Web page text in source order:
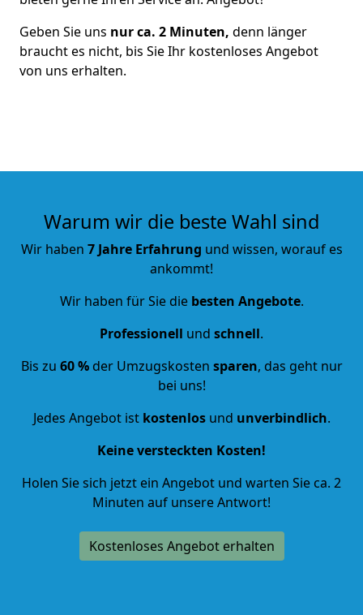
Geben Sie uns nur ca. 2 Minuten, denn länger
braucht es nicht, bis Sie Ihr kostenloses Angebot
von uns erhalten.
Warum wir die beste Wahl sind
Wir haben 7 Jahre Erfahrung und wissen, worauf es
ankommt!
Wir haben für Sie die besten Angebote.
Professionell und schnell.
Bis zu 60 %der Umzugskosten sparen, das geht nur
bei uns!
Jedes Angebot ist kostenlosund unverbindlich.
Keine versteckten Kosten!
Holen Sie sich jetzt ein Angebot und warten Sie ca. 2
Minuten auf unsere Antwort!
Kostenloses Angebot erhalten